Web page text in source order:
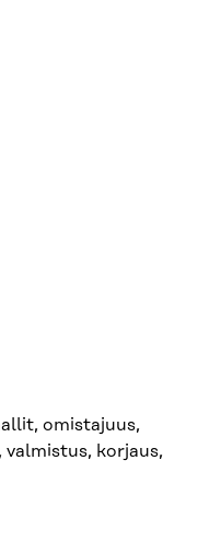
omistajuus,
korjaus,